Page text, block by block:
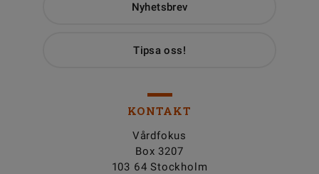
Nyhetsbrev
Tipsa oss!
KONTAKT
Vårdfokus
Box 3207
103 64 Stockholm